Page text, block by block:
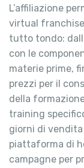
L’affiliazione
virtual franchise
tutto tondo:
con le
materie prime,
prezzi per il
della
training
giorni di
piattaforma di
campagne per